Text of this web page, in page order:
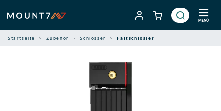
Inhalt
springen
MENÜ
Startseite Zubehör Schlösser Faltschlösser